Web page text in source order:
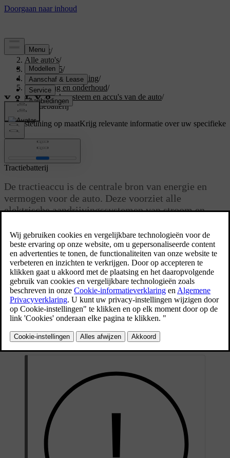
Support/
Alle auto's/
EX40 2025/
Gebruikershandleiding/
Verzorging en onderhoud/
Elektrisch systeem en accu's van de auto/
Tractiebatterij
Ondersteuning op maatKrijg relevante informatie over uw specifieke
auto.
Bijgewerkt 02-02-2026
Tractiebatterij
De tractieaccu is de centrale bron van energie en
vermogen voor de auto. Deze voorziet alle
elektrische aandrijvingssystemen van stroom en
de kleinere 12V-accu opgeladen te houden.
De tractiebatterij bevindt zich aan de onderkant van de auto
Verzorging van de accu en accustatus
Hoe je je auto gebruikt, beïnvloedt de toestand van de tractieaccu.
Na verloop van tijd neemt de capaciteit af. Een aantal aanbevelingen
kunnen helpen om de levensduur van de accu te verlengen. Ze
accu kunnen veroorzaken.